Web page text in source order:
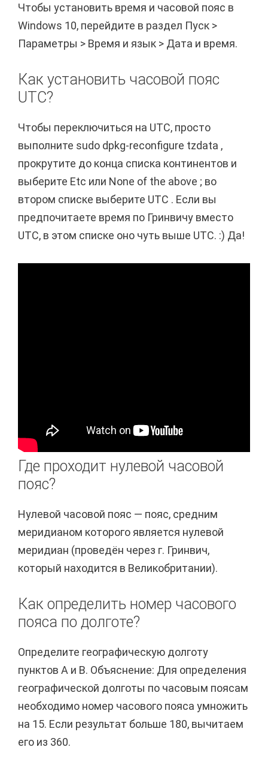
Чтобы установить время и часовой пояс в
Windows 10, перейдите в раздел Пуск >
Параметры > Время и язык > Дата и время.
Как установить часовой пояс
UTC?
Чтобы переключиться на UTC, просто
выполните sudo dpkg-reconfigure tzdata ,
прокрутите до конца списка континентов и
выберите Etc или None of the above ; во
втором списке выберите UTC . Если вы
предпочитаете время по Гринвичу вместо
UTC, в этом списке оно чуть выше UTC. :) Да!
Где проходит нулевой часовой
пояс?
Нулевой часовой пояс — пояс, средним
меридианом которого является нулевой
меридиан (проведён через г. Гринвич,
который находится в Великобритании).
Как определить номер часового
пояса по долготе?
Определите географическую долготу
пунктов А и В. Объяснение: Для определения
географической долготы по часовым поясам
необходимо номер часового пояса умножить
на 15. Если результат больше 180, вычитаем
его из 360.